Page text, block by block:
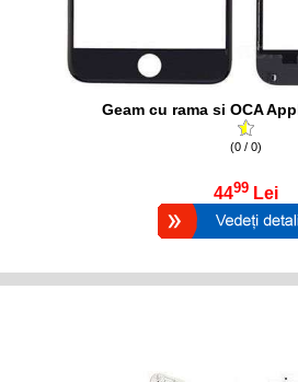
Geam cu rama si OCA
(0 / 0)
4499 Lei